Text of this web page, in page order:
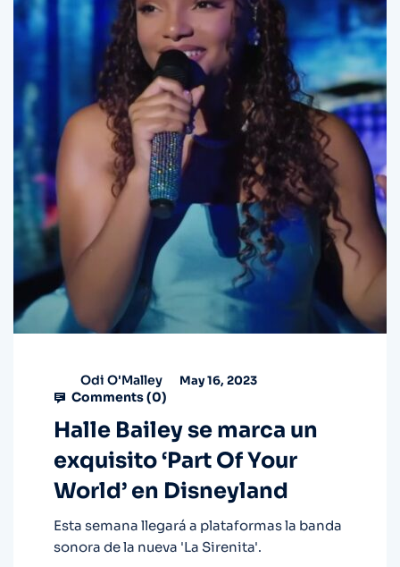
Odi O'Malley May 16, 2023
Comments (0)
Halle Bailey se marca un
exquisito ‘Part Of Your
World’ en Disneyland
Esta semana llegará a plataformas la banda
sonora de la nueva 'La Sirenita'.